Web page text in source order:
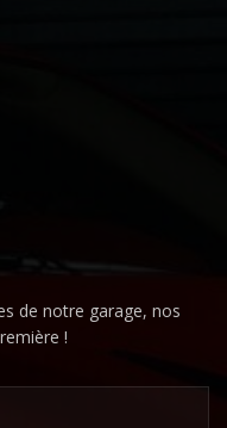
de notre garage, nos
!